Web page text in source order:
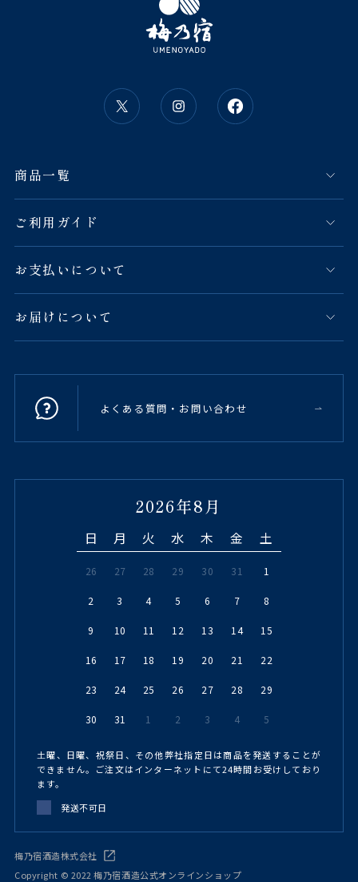
商品一覧
ご利用ガイド
お支払いについて
お届けについて
よくある質問・お問い合わせ
2026年8月
日 月 火 水 木 金 土
26 27 28 29 30 31 1
2 3 4 5 6 7 8
9 10 11 12 13 14 15
16 17 18 19 20 21 22
23 24 25 26 27 28 29
30 31 1 2 3 4 5
土曜、日曜、祝祭日、その他弊社指定日は商品を発送することが
できません。ご注文はインターネットにて24時間お受けしており
ます。
発送不可日
梅乃宿酒造株式会社
Copyright © 2022 梅乃宿酒造公式オンラインショップ